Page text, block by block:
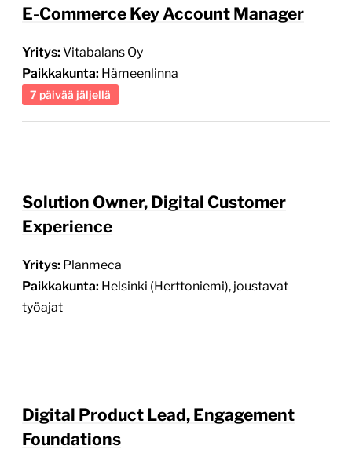
Yritys:Vitabalans Oy
7 päivää jäljellä
Yritys:Planmeca
työajat
Yritys:Finnair